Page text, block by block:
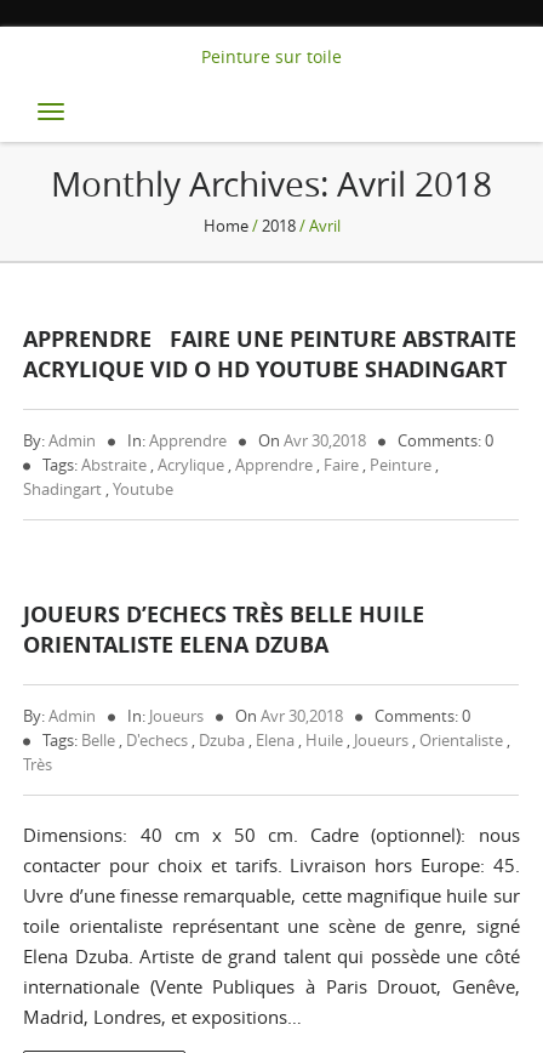
Peinture sur toile
Toggle
navigation
Monthly Archives: Avril 2018
Home/2018/ Avril
APPRENDRE FAIRE UNE PEINTURE ABSTRAITE
ACRYLIQUE VID O HD YOUTUBE SHADINGART
By:Admin In:Apprendre OnAvr 30,2018
Comments: 0
Tags:Abstraite ,Acrylique ,Apprendre , Faire , Peinture ,
Shadingart ,Youtube
JOUEURS D’ECHECS TRÈS BELLE HUILE
ORIENTALISTE ELENA DZUBA
By:Admin In: Joueurs OnAvr 30,2018
Comments: 0
Tags: Belle , D'echecs , Dzuba , Elena , Huile , Joueurs , Orientaliste ,
Très
Dimensions: 40 cm x 50 cm. Cadre (optionnel): nous
contacter pour choix et tarifs. Livraison hors Europe: 45.
Uvre d’une finesse remarquable, cette magnifique huile sur
toile orientaliste représentant une scène de genre, signé
Elena Dzuba. Artiste de grand talent qui possède une côté
internationale (Vente Publiques à Paris Drouot, Genêve,
Madrid, Londres, et expositions…